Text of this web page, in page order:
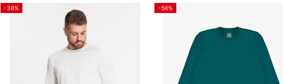
-38% -56%